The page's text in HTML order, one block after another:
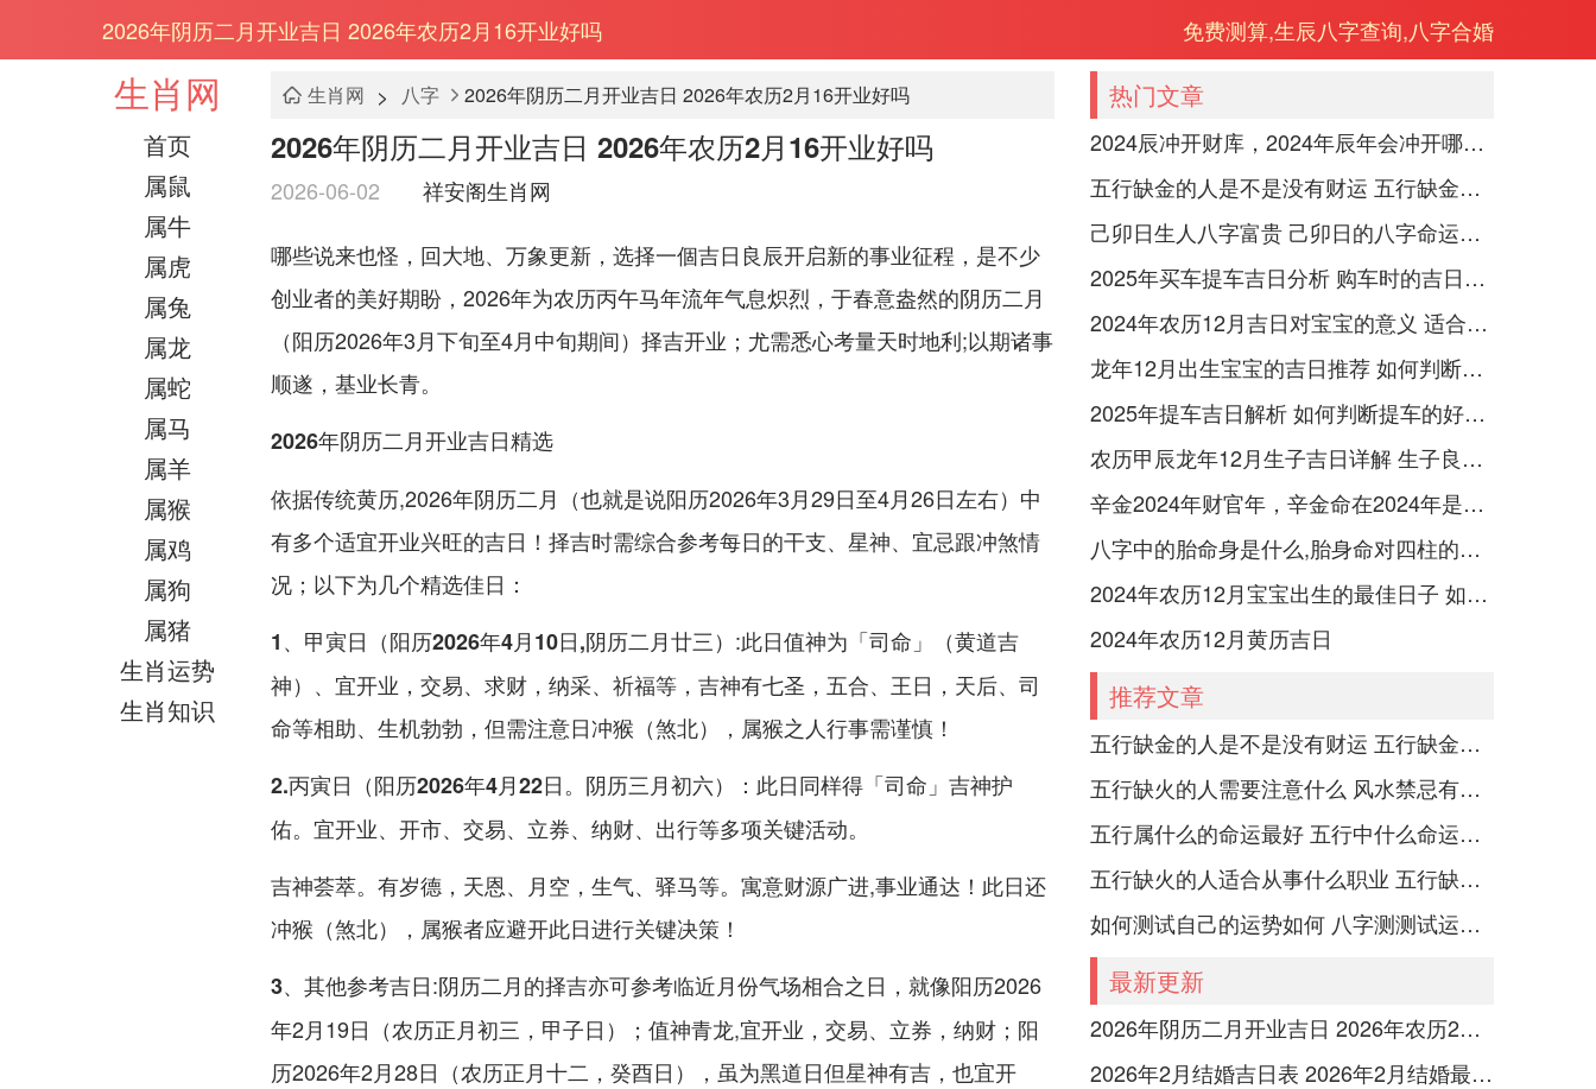
2026年阴历二月开业吉日 2026年农历2月16开业好吗 免费测算,生辰八字查询,八字合婚
生肖网
首页
属鼠
属牛
属虎
属兔
属龙
属蛇
属马
属羊
属猴
属鸡
属狗
属猪
生肖运势
生肖知识
生肖网 > 八字 2026年阴历二月开业吉日 2026年农历2月16开业好吗
2026年阴历二月开业吉日 2026年农历2月16开业好吗
2026-06-02 祥安阁生肖网
哪些说来也怪，回大地、万象更新，选择一個吉日良辰开启新的事业征程，是不少
创业者的美好期盼，2026年为农历丙午马年流年气息炽烈，于春意盎然的阴历二月
（阳历2026年3月下旬至4月中旬期间）择吉开业；尤需悉心考量天时地利;以期诸事
顺遂，基业长青。
2026年阴历二月开业吉日精选
依据传统黄历,2026年阴历二月（也就是说阳历2026年3月29日至4月26日左右）中
有多个适宜开业兴旺的吉日！择吉时需综合参考每日的干支、星神、宜忌跟冲煞情
况；以下为几个精选佳日：
1、甲寅日（阳历2026年4月10日,阴历二月廿三） :此日值神为「司命」（黄道吉
神）、宜开业，交易、求财，纳采、祈福等，吉神有七圣，五合、王日，天后、司
命等相助、生机勃勃，但需注意日冲猴（煞北），属猴之人行事需谨慎！
2.丙寅日（阳历2026年4月22日。阴历三月初六）
：此日同样得「司命」吉神护
佑。宜开业、开市、交易、立券、纳财、出行等多项关键活动。
吉神荟萃。有岁德，天恩、月空，生气、驿马等。寓意财源广进,事业通达！此日还
冲猴（煞北），属猴者应避开此日进行关键决策！
3、其他参考吉日:阴历二月的择吉亦可参考临近月份气场相合之日，就像阳历2026
年2月19日（农历正月初三，甲子日）；值神青龙,宜开业，交易、立券，纳财；阳
历2026年2月28日（农历正月十二，癸酉日），虽为黑道日但星神有吉，也宜开
热门文章
2024辰冲开财库，2024年辰年会冲开哪些人的财库
五行缺金的人是不是没有财运 五行缺金的人命运好不好
己卯日生人八字富贵 己卯日的八字命运如何
2025年买车提车吉日分析 购车时的吉日与禁忌
2024年农历12月吉日对宝宝的意义 适合龙年宝宝出生的日子有哪些
龙年12月出生宝宝的吉日推荐 如何判断吉日是否适合宝宝
2025年提车吉日解析 如何判断提车的好日子
农历甲辰龙年12月生子吉日详解 生子良辰的影响因素
辛金2024年财官年，辛金命在2024年是财官年还是财印年
八字中的胎命身是什么,胎身命对四柱的影响
2024年农历12月宝宝出生的最佳日子 如何挑选适合的吉日
2024年农历12月黄历吉日
推荐文章
五行缺金的人是不是没有财运 五行缺金的人命运好不好
五行缺火的人需要注意什么 风水禁忌有哪些
五行属什么的命运最好 五行中什么命运势旺盛
五行缺火的人适合从事什么职业 五行缺火的人适合从事的职业有哪些
如何测试自己的运势如何 八字测测试运运程
最新更新
2026年阴历二月开业吉日 2026年农历2月16开业好吗
2026年2月结婚吉日表 2026年2月结婚最佳日子是什么